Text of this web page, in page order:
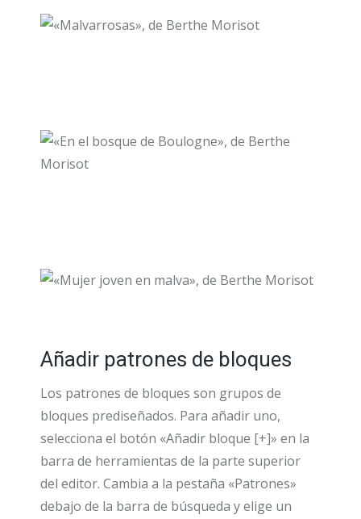
Añadir patrones de bloques
Los patrones de bloques son grupos de
bloques prediseñados. Para añadir uno,
selecciona el botón «Añadir bloque [+]» en la
barra de herramientas de la parte superior
del editor. Cambia a la pestaña «Patrones»
debajo de la barra de búsqueda y elige un